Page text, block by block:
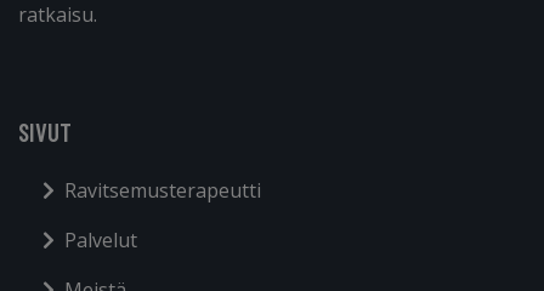
ratkaisu.
SIVUT
Ravitsemusterapeutti
Palvelut